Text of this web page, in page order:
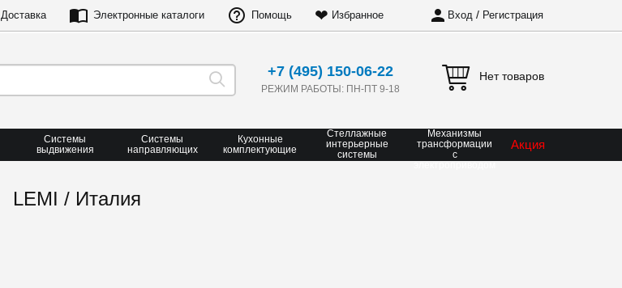
Доставка Электронные каталоги Помощь ❤ Избранное Вход / Регистрация
+7 (495) 150-06-22
РЕЖИМ РАБОТЫ: ПН-ПТ 9-18
Нет товаров
Системы
выдвижения
Системы
направляющих
Кухонные
комплектующие
Стеллажные
интерьерные
системы
Механизмы
трансформации
с
Акция
LEMI / Италия